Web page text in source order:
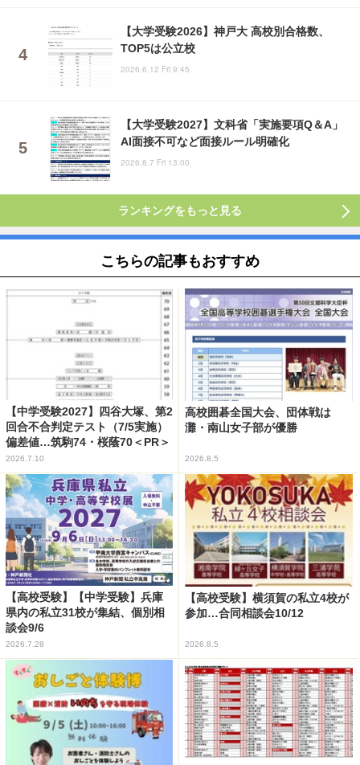
【大学受験2026】神戸大 高校別合格数、
TOP5は公立校
2026.6.12 Fri 9:45
【大学受験2027】文科省「実施要項Q＆A」
AI面接不可など面接ルール明確化
2026.8.7 Fri 13:00
ランキングをもっと見る
こちらの記事もおすすめ
【中学受験2027】四谷大塚、第2
回合不合判定テスト（7/5実施）
偏差値…筑駒74・桜蔭70＜PR＞
2026.7.10
高校囲碁全国大会、団体戦は
灘・南山女子部が優勝
2026.8.5
【高校受験】【中学受験】兵庫
県内の私立31校が集結、個別相
談会9/6
2026.7.28
【高校受験】横須賀の私立4校が
参加…合同相談会10/12
2026.8.5